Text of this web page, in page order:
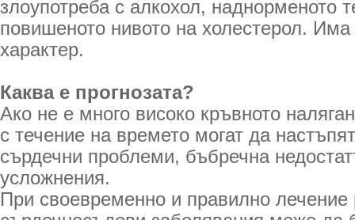
злоупотреба с алкохол, наднорменото
повишеното нивото на холестерол. Има
характер.
Каква е прогнозата?
Ако не е много високо кръвното
с течение на времето могат да
сърдечни проблеми, бъбречна
усложнения.
При своевременно и правилно лечение